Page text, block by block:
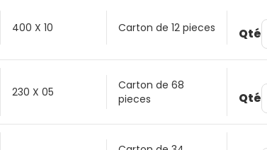
400 X 10 Carton de 12 pieces Qté
230 X 05
Carton de 68
pieces
Qté